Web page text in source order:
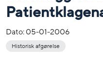
Dato:05-01-2006
Historisk afgørelse